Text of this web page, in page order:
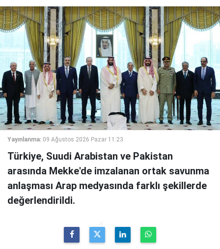
Yayınlanma: 09 Ağustos 2026 Pazar 11:23
Türkiye, Suudi Arabistan ve Pakistan
arasında Mekke'de imzalanan ortak savunma
anlaşması Arap medyasında farklı şekillerde
değerlendirildi.